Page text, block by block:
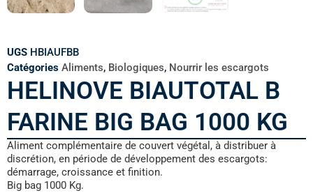
UGS HBIAUFBB
Catégories Aliments, Biologiques, Nourrir les escargots
HELINOVE BIAUTOTAL B
FARINE BIG BAG 1000 KG
Aliment complémentaire de couvert végétal, à distribuer à
discrétion, en période de développement des escargots:
démarrage, croissance et finition.
Big bag 1000 Kg.